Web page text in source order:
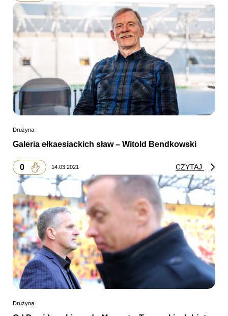
Drużyna
Galeria ełkaesiackich sław – Witold Bendkowski
0 14.03.2021 CZYTAJ
Drużyna